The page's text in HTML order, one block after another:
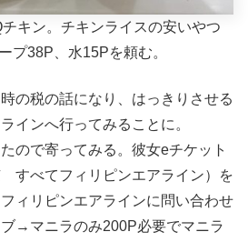
キン。チキンライスの安いやつ
プ38P、水15Pを頼む。
の税の話になり、はっきりさせる
インへ行ってみることに。
ので寄ってみる。彼女eチケット
べてフィリピンエアライン）を
ィリピンエアラインに問い合わせ
→マニラのみ200P必要でマニラ